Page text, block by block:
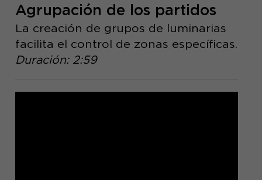
Agrupación de los partidos
La creación de grupos de luminarias
facilita el control de zonas específicas.
Duración: 2:59